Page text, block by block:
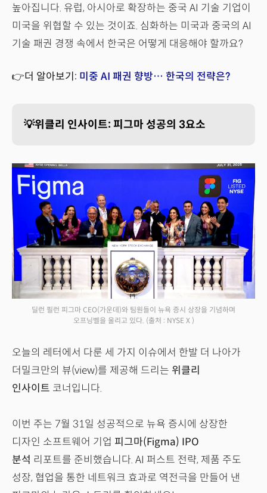
높아집니다. 유럽, 아시아로 확장하는 중국 AI 기술 기업이
미국을 위협할 수 있는 것이죠. 심화하는 미국과 중국의 AI
기술 패권 경쟁 속에서 한국은 어떻게 대응해야 할까요?
👉더 알아보기: 미중 AI 패권 향방… 한국의 전략은?
💡위클리 인사이트: 피그마 성공의 3요소
딜런 필런 피그마 CEO(가운데)와 팀원들이 뉴욕 증시 상장을 기념하며
오프닝벨을 울리고 있다. (출처 : NYSE X )
오늘의 레터에서 다룬 세 가지 이슈에서 한발 더 나아가
더밀크만의 뷰(view)를 제공해 드리는 위클리
인사이트 코너입니다.
이번 주는 7월 31일 성공적으로 뉴욕 증시에 상장한
디자인 소프트웨어 기업 피그마(Figma) IPO
분석 리포트를 준비했습니다. AI 퍼스트 전략, 제품 주도
성장, 협업을 통한 네트워크 효과로 역전극을 만들어 낸